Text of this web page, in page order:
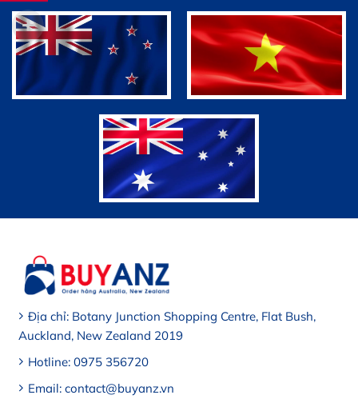
Địa chỉ: Botany Junction Shopping Centre, Flat Bush,
Auckland, New Zealand 2019
Hotline: 0975 356720
Email: contact@buyanz.vn